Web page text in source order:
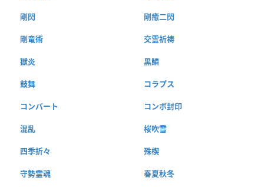
剛閃 剛癒二閃
剛竜術 交霊祈祷
獄炎 黒鱗
鼓舞 コラプス
コンバート コンボ封印
混乱 桜吹雪
四季折々 殊楔
守勢霊魂 春夏秋冬